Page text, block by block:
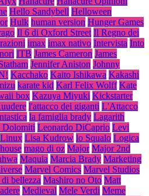
Hello Sandybell Helloween
Hulk human version Hunger Games
Il 6 di Oxford Street Il Regno dei
imax imax nativo Intervista Into
ITB James Cameron James
Jennifer Aniston Johnny
Kacchako Kaito Ishikawa Kakashi
karate kid Karl Felix Wolff Kate
box Kazuya Miyuki Kickstarter
l'attacco dei giganti L'Attacco
la famiglia brady Lagarith
Dolomiti Leonardo DiCaprio Levi
Linux Lisa Kudrow lo Squalo Logica
mago di oz Major Major 2nd
Maquia Marcia Brady Marketing
Marvel Comics Marvel Studios
di bellezza Mashiro no Oto Matt
Medieval Mele Verdi Meme